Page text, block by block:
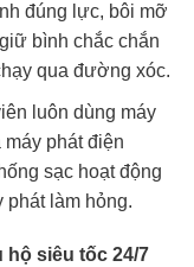
đúng lực, bôi mỡ
bình chắc chắn
qua đường xóc.
luôn dùng máy
phát điện
sạc hoạt động
phát làm hỏng.
hộ siêu tốc 24/7